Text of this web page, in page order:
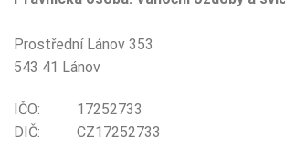
Prostřední Lánov 353
543 41 Lánov
IČO: 17252733
DIČ: CZ17252733